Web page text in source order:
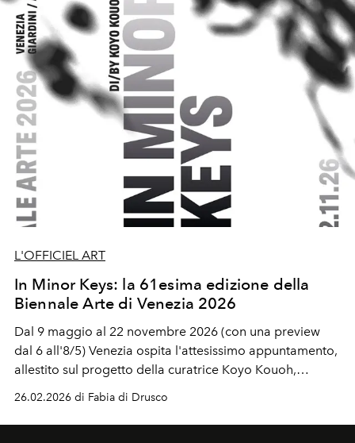
L'OFFICIEL ART
In Minor Keys: la 61esima edizione della
Biennale Arte di Venezia 2026
Dal 9 maggio al 22 novembre 2026 (con una preview
dal 6 all'8/5) Venezia ospita l'attesissimo appuntamento,
allestito sul progetto della curatrice Koyo Kouoh,
scomparsa lo scorso maggio. Con la partecipazione di
26.02.2026 di Fabia di Drusco